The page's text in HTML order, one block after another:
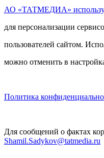
АО «ТАТМЕДИА»
для персонализации
пользователей сайтом.
можно отменить в
Политика
Для сообщений о фактах
Shamil.Sadykov@tatmedia.ru